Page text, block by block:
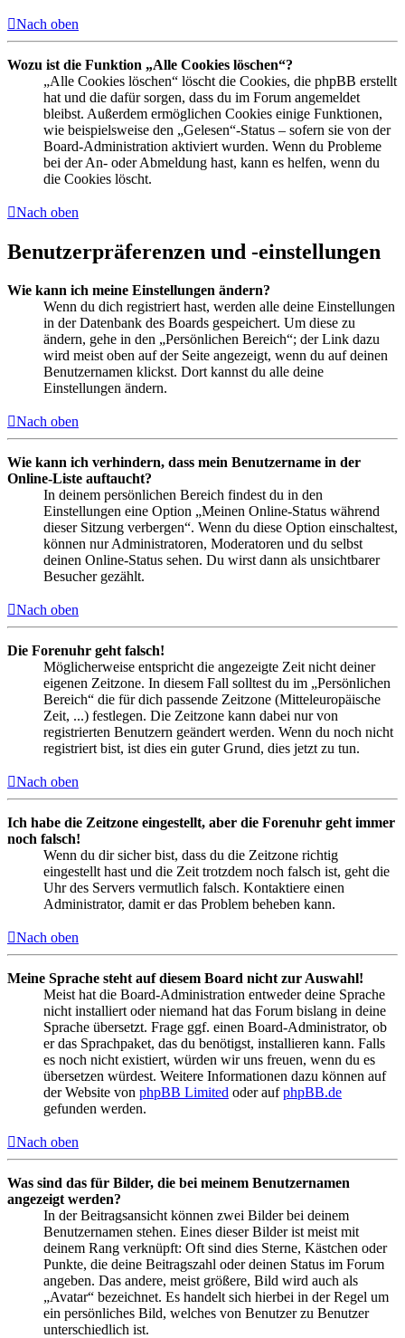
Nach oben
Wozu ist die Funktion „Alle Cookies löschen“?
„Alle Cookies löschen“ löscht die Cookies, die phpBB erstellt
hat und die dafür sorgen, dass du im Forum angemeldet
bleibst. Außerdem ermöglichen Cookies einige Funktionen,
wie beispielsweise den „Gelesen“-Status – sofern sie von der
Board-Administration aktiviert wurden. Wenn du Probleme
bei der An- oder Abmeldung hast, kann es helfen, wenn du
die Cookies löscht.
Nach oben
Benutzerpräferenzen und -einstellungen
Wie kann ich meine Einstellungen ändern?
Wenn du dich registriert hast, werden alle deine Einstellungen
in der Datenbank des Boards gespeichert. Um diese zu
ändern, gehe in den „Persönlichen Bereich“; der Link dazu
wird meist oben auf der Seite angezeigt, wenn du auf deinen
Benutzernamen klickst. Dort kannst du alle deine
Einstellungen ändern.
Nach oben
Wie kann ich verhindern, dass mein Benutzername in der
Online-Liste auftaucht?
In deinem persönlichen Bereich findest du in den
Einstellungen eine Option „Meinen Online-Status während
dieser Sitzung verbergen“. Wenn du diese Option einschaltest,
können nur Administratoren, Moderatoren und du selbst
deinen Online-Status sehen. Du wirst dann als unsichtbarer
Besucher gezählt.
Nach oben
Die Forenuhr geht falsch!
Möglicherweise entspricht die angezeigte Zeit nicht deiner
eigenen Zeitzone. In diesem Fall solltest du im „Persönlichen
Bereich“ die für dich passende Zeitzone (Mitteleuropäische
Zeit, ...) festlegen. Die Zeitzone kann dabei nur von
registrierten Benutzern geändert werden. Wenn du noch nicht
registriert bist, ist dies ein guter Grund, dies jetzt zu tun.
Nach oben
Ich habe die Zeitzone eingestellt, aber die Forenuhr geht immer
noch falsch!
Wenn du dir sicher bist, dass du die Zeitzone richtig
eingestellt hast und die Zeit trotzdem noch falsch ist, geht die
Uhr des Servers vermutlich falsch. Kontaktiere einen
Administrator, damit er das Problem beheben kann.
Nach oben
Meine Sprache steht auf diesem Board nicht zur Auswahl!
Meist hat die Board-Administration entweder deine Sprache
nicht installiert oder niemand hat das Forum bislang in deine
Sprache übersetzt. Frage ggf. einen Board-Administrator, ob
er das Sprachpaket, das du benötigst, installieren kann. Falls
es noch nicht existiert, würden wir uns freuen, wenn du es
übersetzen würdest. Weitere Informationen dazu können auf
der Website von phpBB Limited oder aufphpBB.de
gefunden werden.
Nach oben
Was sind das für Bilder, die bei meinem Benutzernamen
angezeigt werden?
In der Beitragsansicht können zwei Bilder bei deinem
Benutzernamen stehen. Eines dieser Bilder ist meist mit
deinem Rang verknüpft: Oft sind dies Sterne, Kästchen oder
Punkte, die deine Beitragszahl oder deinen Status im Forum
angeben. Das andere, meist größere, Bild wird auch als
„Avatar“ bezeichnet. Es handelt sich hierbei in der Regel um
ein persönliches Bild, welches von Benutzer zu Benutzer
unterschiedlich ist.